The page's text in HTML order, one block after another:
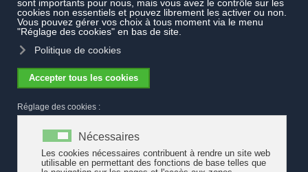
Les messages clés de Pro Enfance au
travers d'un film
Le filmL'accueil de l'enfance est essentiel, oui mais comment ?
des messages clés et des propositions pour répondre aux enjeux
de l'offre d'accueil pour les enfants de 0 à 12 ans. La visite de
l'exposition virtuelle dure 10 minutes. Elle constitue une base de
discussion.